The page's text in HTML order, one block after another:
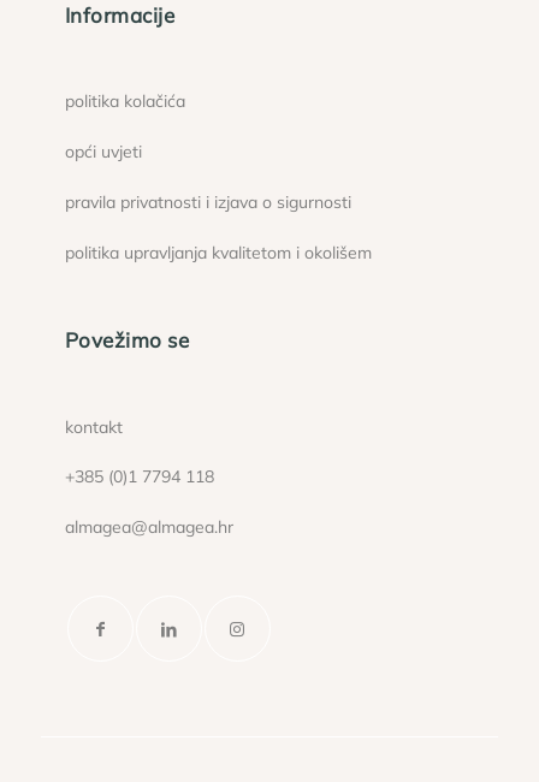
Informacije
politika kolačića
opći uvjeti
pravila privatnosti i izjava o sigurnosti
politika upravljanja kvalitetom i okolišem
Povežimo se
kontakt
+385 (0)1 7794 118
almagea@almagea.hr